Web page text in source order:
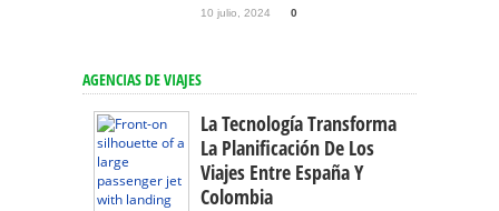
10 julio, 2024 0
AGENCIAS DE VIAJES
La Tecnología Transforma
La Planificación De Los
Viajes Entre España Y
Colombia